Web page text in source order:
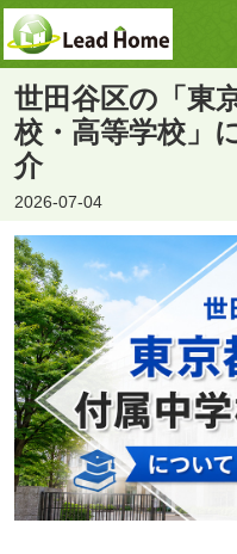
世田谷区の「東
校・高等学校」
介
2026-07-04